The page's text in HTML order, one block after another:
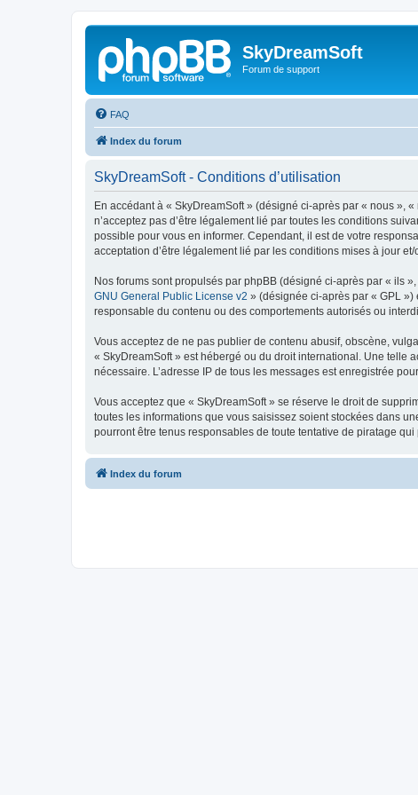
SkyDreamSoft
Forum de support
FAQ
Index du forum
SkyDreamSoft - Conditions d’utilisation
En accédant à « SkyDreamSoft » (désigné ci-après par « nous »,
n’acceptez pas d’être légalement lié par toutes les conditions
possible pour vous en informer. Cependant, il est de votre
acceptation d’être légalement lié par les conditions mises à jour et/
Nos forums sont propulsés par phpBB (désigné ci-après par « ils
GNU General Public License v2 » (désignée ci-après par « GPL
responsable du contenu ou des comportements autorisés ou
Vous acceptez de ne pas publier de contenu abusif, obscène,
« SkyDreamSoft » est hébergé ou du droit international. Une telle
nécessaire. L’adresse IP de tous les messages est enregistrée
Vous acceptez que « SkyDreamSoft » se réserve le droit de
toutes les informations que vous saisissez soient stockées dans
pourront être tenus responsables de toute tentative de piratage
Index du forum